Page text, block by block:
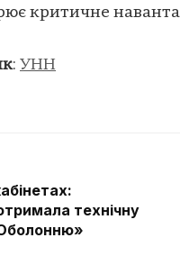
критичне
: УНН
технічну